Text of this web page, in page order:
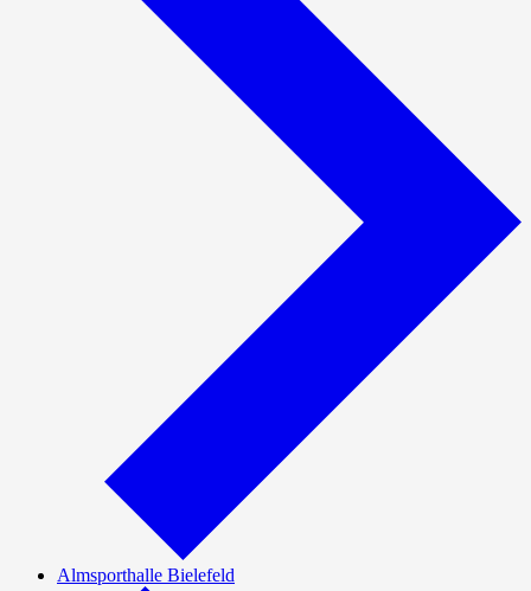
Almsporthalle Bielefeld